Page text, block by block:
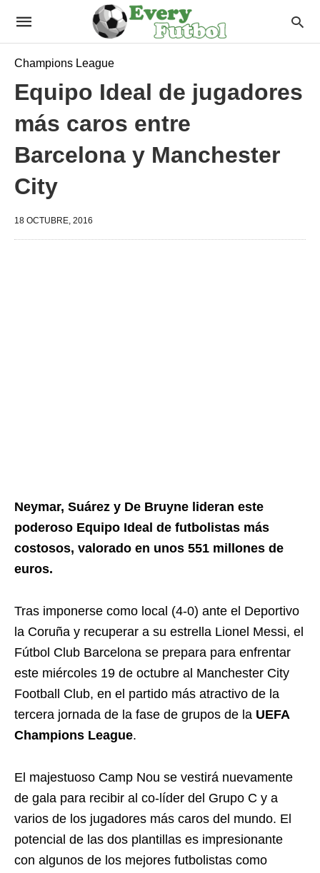
Champions League
Equipo Ideal de jugadores
más caros entre
Barcelona y Manchester
City
18 OCTUBRE, 2016
Neymar, Suárez y De Bruyne lideran este
poderoso Equipo Ideal de futbolistas más
costosos, valorado en unos 551 millones de
euros.
Tras imponerse como local (4-0) ante el Deportivo
la Coruña y recuperar a su estrella Lionel Messi, el
Fútbol Club Barcelona se prepara para enfrentar
este miércoles 19 de octubre al Manchester City
Football Club, en el partido más atractivo de la
tercera jornada de la fase de grupos de la UEFA
Champions League.
El majestuoso Camp Nou se vestirá nuevamente
de gala para recibir al co-líder del Grupo C y a
varios de los jugadores más caros del mundo. El
potencial de las dos plantillas es impresionante
con algunos de los mejores futbolistas como